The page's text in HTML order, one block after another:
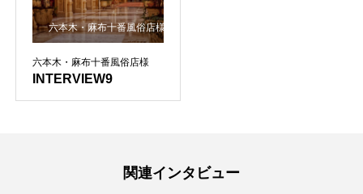
六本木・麻布十番風俗店様
INTERVIEW9
六本木・麻布十番風俗店様
関連インタビュー